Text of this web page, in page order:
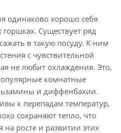
одинаково хорошо себя
Существует ряд
в такую посуду. К ним
с чувствительной
не любит охлаждения. Это,
комнатные
и диффенбахии.
к перепадам температур,
сохраняют тепло, что
на росте и развитии этих